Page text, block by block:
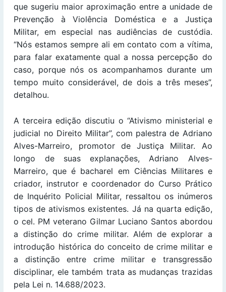
que sugeriu maior aproximação entre a unidade de
Prevenção à Violência Doméstica e a Justiça
Militar, em especial nas audiências de custódia.
“Nós estamos sempre ali em contato com a vítima,
para falar exatamente qual a nossa percepção do
caso, porque nós os acompanhamos durante um
tempo muito considerável, de dois a três meses”,
detalhou.
A terceira edição discutiu o “Ativismo ministerial e
judicial no Direito Militar”, com palestra de Adriano
Alves-Marreiro, promotor de Justiça Militar. Ao
longo de suas explanações, Adriano Alves-
Marreiro, que é bacharel em Ciências Militares e
criador, instrutor e coordenador do Curso Prático
de Inquérito Policial Militar, ressaltou os inúmeros
tipos de ativismos existentes. Já na quarta edição,
o cel. PM veterano Gilmar Luciano Santos abordou
a distinção do crime militar. Além de explorar a
introdução histórica do conceito de crime militar e
a distinção entre crime militar e transgressão
disciplinar, ele também trata as mudanças trazidas
pela Lei n. 14.688/2023.